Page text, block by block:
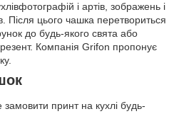
і артів, зображень і
Після цього чашка перетвориться
до будь-якого свята або
Компанія Grifon пропонує
принт на кухлі будь-